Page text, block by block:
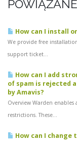
How can I install
We provide free
support ticket...
How can I add
of spam is rejected
by Amavis?
Overview Warden enables
restrictions. These...
How can I